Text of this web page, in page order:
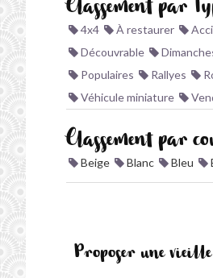
Classement par
4x4 À restaurer
Découvrable
Populaires
Rallyes
Véhicule miniature
Classement par
Beige Blanc Bleu
Proposer une